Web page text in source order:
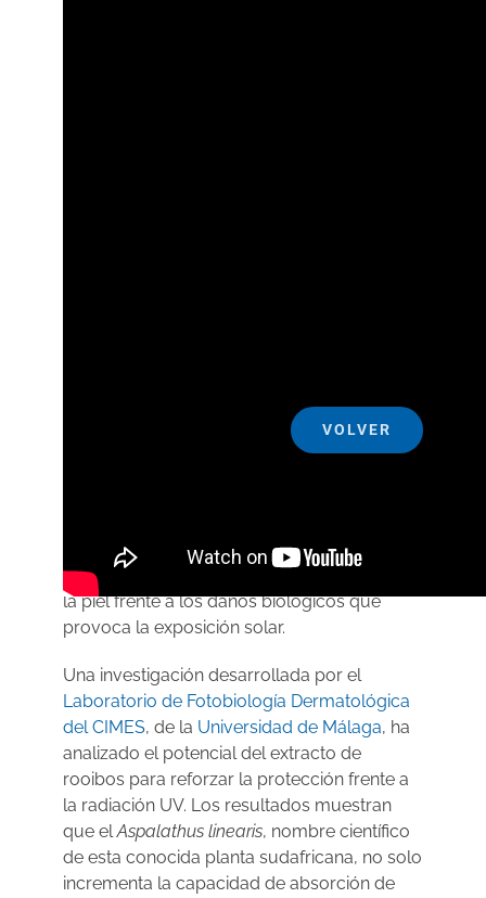
VOLVER
fotoprotección buscan no solo bloquear la
radiación ultravioleta, sino también proteger
la piel frente a los daños biológicos que
provoca la exposición solar.
Una investigación desarrollada por el
Laboratorio de Fotobiología Dermatológica
del CIMES, de la Universidad de Málaga, ha
analizado el potencial del extracto de
rooibos para reforzar la protección frente a
la radiación UV. Los resultados muestran
que elAspalathus linearis, nombre científico
de esta conocida planta sudafricana, no solo
incrementa la capacidad de absorción de